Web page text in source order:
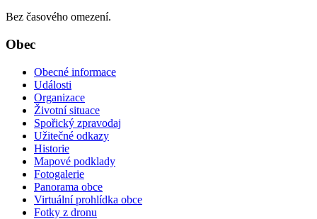
Bez časového omezení.
Obec
Obecné informace
Události
Organizace
Životní situace
Spořický zpravodaj
Užitečné odkazy
Historie
Mapové podklady
Fotogalerie
Panorama obce
Virtuální prohlídka obce
Fotky z dronu